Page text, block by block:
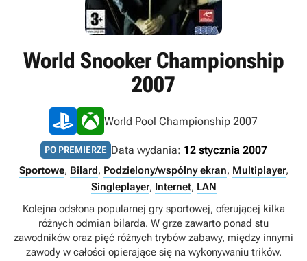
World Snooker Championship
2007
World Pool Championship 2007
PO PREMIERZE Data wydania: 12 stycznia 2007
Sportowe, Bilard, Podzielony/wspólny ekran, Multiplayer,
Singleplayer, Internet, LAN
Kolejna odsłona popularnej gry sportowej, oferującej kilka
różnych odmian bilarda. W grze zawarto ponad stu
zawodników oraz pięć różnych trybów zabawy, między innymi
zawody w całości opierające się na wykonywaniu trików.